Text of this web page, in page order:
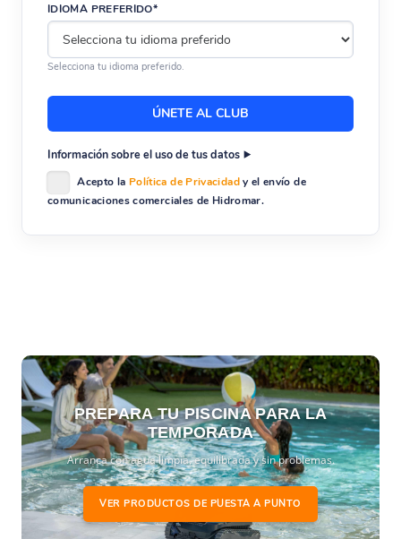
IDIOMA PREFERIDO*
Selecciona tu idioma preferido.
Información sobre el uso de tus datos
Acepto la Política de Privacidady el envío de
comunicaciones comerciales de Hidromar.
PREPARA TU PISCINA PARA LA
TEMPORADA
Arranca con agua limpia, equilibrada y sin problemas.
VER PRODUCTOS DE PUESTA A PUNTO